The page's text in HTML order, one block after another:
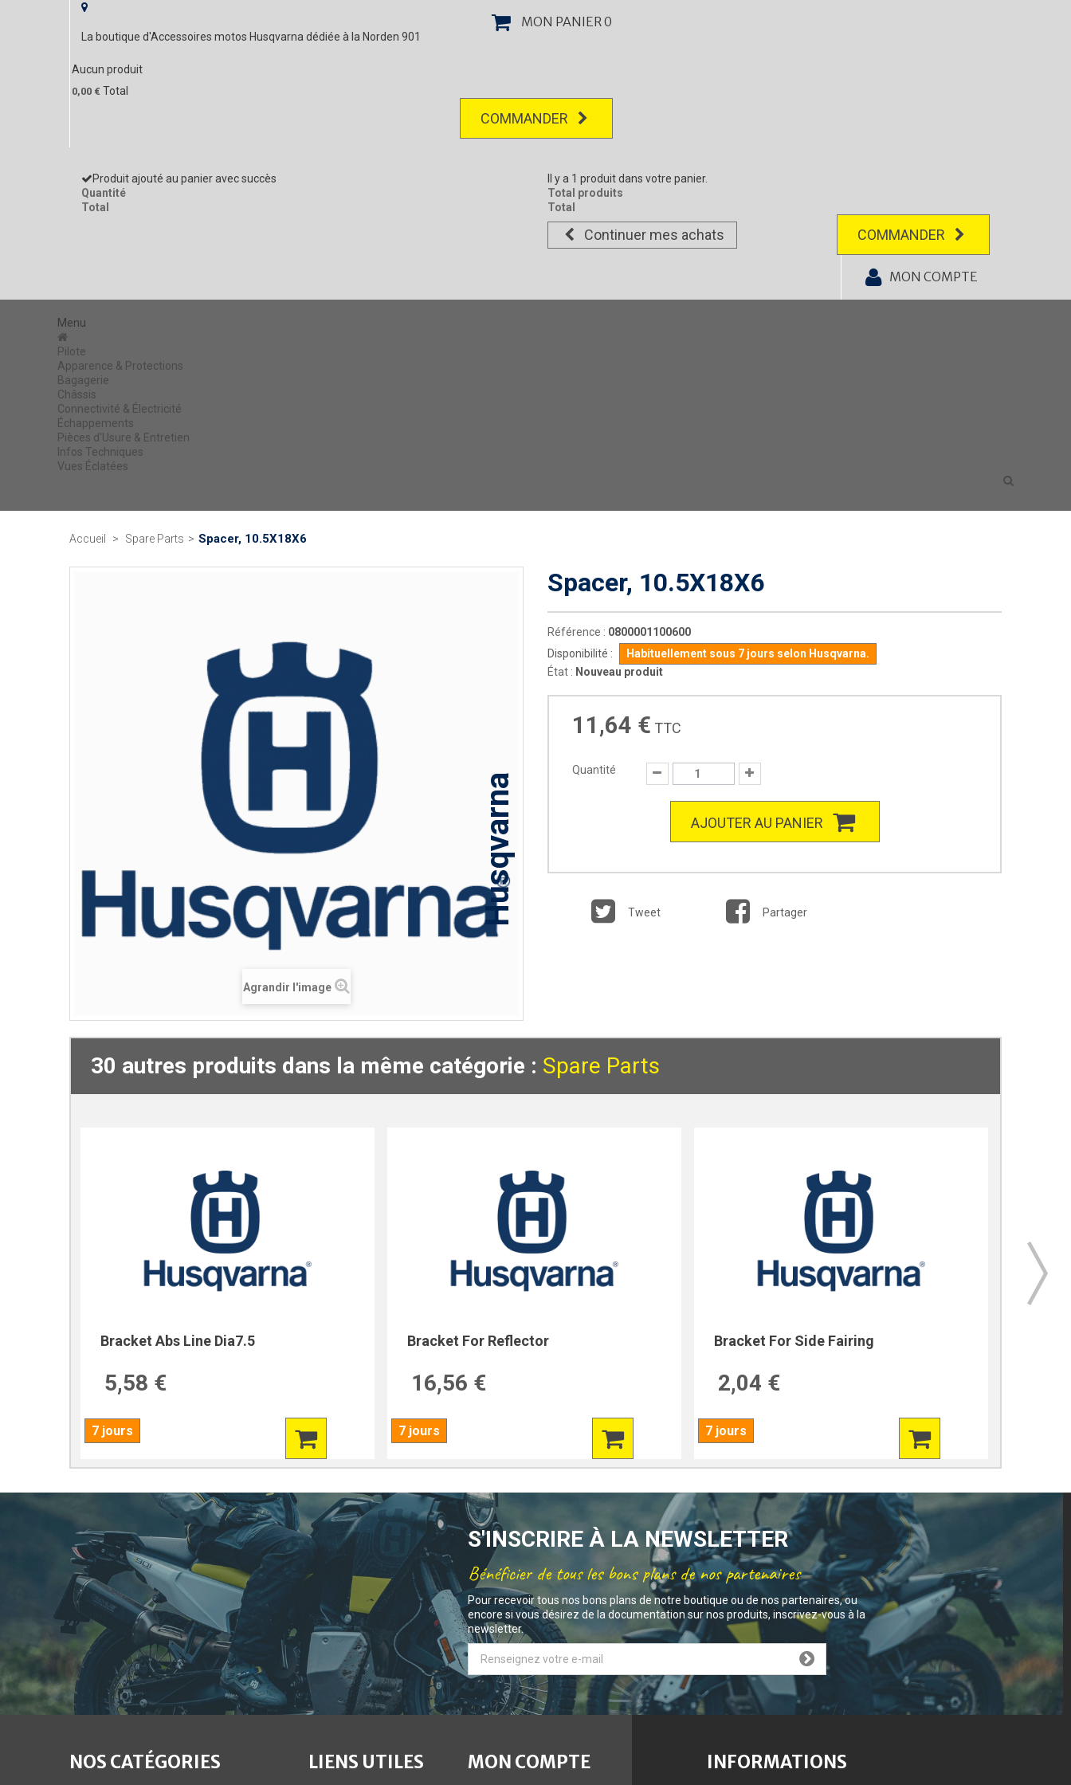
La boutique d'Accessoires motos Husqvarna dédiée à la Norden 901
MON PANIER0
Aucun produit
0,00 € Total
COMMANDER
Produit ajouté au panier avec succès
Quantité
Total
Il y a 1 produit dans votre panier.
Total produits
Total
Continuer mes achats COMMANDER
MON COMPTE
Menu
Pilote
Apparence & Protections
Bagagerie
Châssis
Connectivité & Électricité
Échappements
Pièces d'Usure & Entretien
Infos Techniques
Vues Éclatées
Accueil > Spare Parts > Spacer, 10.5X18X6
Agrandir l'image
Husqvarna
Spacer, 10.5X18X6
Référence : 0800001100600
Disponibilité :
Habituellement sous 7 jours selon Husqvarna.
État : Nouveau produit
11,64 € TTC
Quantité
AJOUTER AU PANIER
Tweet Partager
30 autres produits dans la même catégorie : Spare Parts
Bracket Abs Line Dia7.5
5,58 €
7 jours
Bracket For Reflector
16,56 €
7 jours
Bracket For Side Fairing
2,04 €
7 jours
S'INSCRIRE À LA NEWSLETTER
Bénéficier de tous les bons plans de nos partenaires
Pour recevoir tous nos bons plans de notre boutique ou de nos partenaires, ou
encore si vous désirez de la documentation sur nos produits, inscrivez-vous à la
newsletter.
NOS CATÉGORIES LIENS UTILES MON COMPTE INFORMATIONS